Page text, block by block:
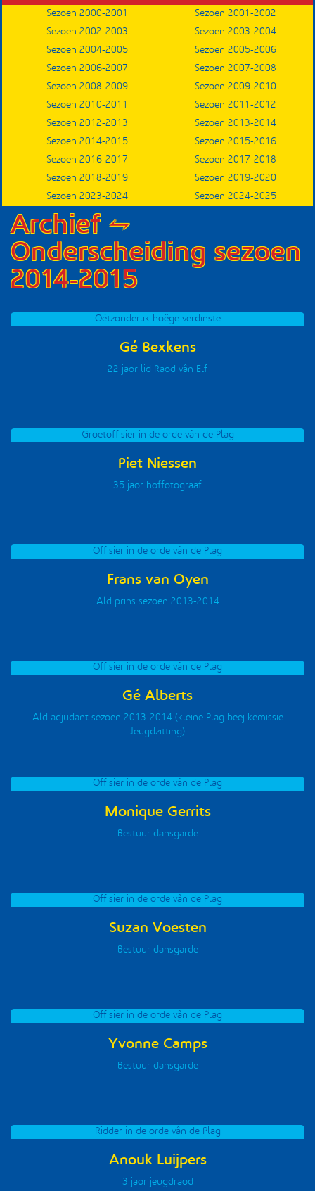
Submenu
Sezoen 2000-2001
Sezoen 2001-2002
Sezoen 2002-2003
Sezoen 2003-2004
Sezoen 2004-2005
Sezoen 2005-2006
Sezoen 2006-2007
Sezoen 2007-2008
Sezoen 2008-2009
Sezoen 2009-2010
Sezoen 2010-2011
Sezoen 2011-2012
Sezoen 2012-2013
Sezoen 2013-2014
Sezoen 2014-2015
Sezoen 2015-2016
Sezoen 2016-2017
Sezoen 2017-2018
Sezoen 2018-2019
Sezoen 2019-2020
Sezoen 2023-2024
Sezoen 2024-2025
Archief ⥊
Onderscheiding sezoen
2014-2015
Oétzonderlik hoëge verdinste
Gé Bexkens
22 jaor lid Raod vân Elf
Groëtoffisier in de orde vân de Plag
Piet Niessen
35 jaor hoffotograaf
Offisier in de orde vân de Plag
Frans van Oyen
Ald prins sezoen 2013-2014
Offisier in de orde vân de Plag
Gé Alberts
Ald adjudant sezoen 2013-2014 (kleine Plag beej kemissie
Jeugdzitting)
Offisier in de orde vân de Plag
Monique Gerrits
Bestuur dansgarde
Offisier in de orde vân de Plag
Suzan Voesten
Bestuur dansgarde
Offisier in de orde vân de Plag
Yvonne Camps
Bestuur dansgarde
Ridder in de orde vân de Plag
Anouk Luijpers
3 jaor jeugdraod